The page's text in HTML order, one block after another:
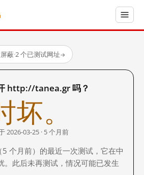
蔽·2 个已测试网址→
http://tanea.gr 吗？
。
2026-03-25 · 5 个月前
个月前）的最近一次测试，它在中
。此后未再测试，情况可能已发生